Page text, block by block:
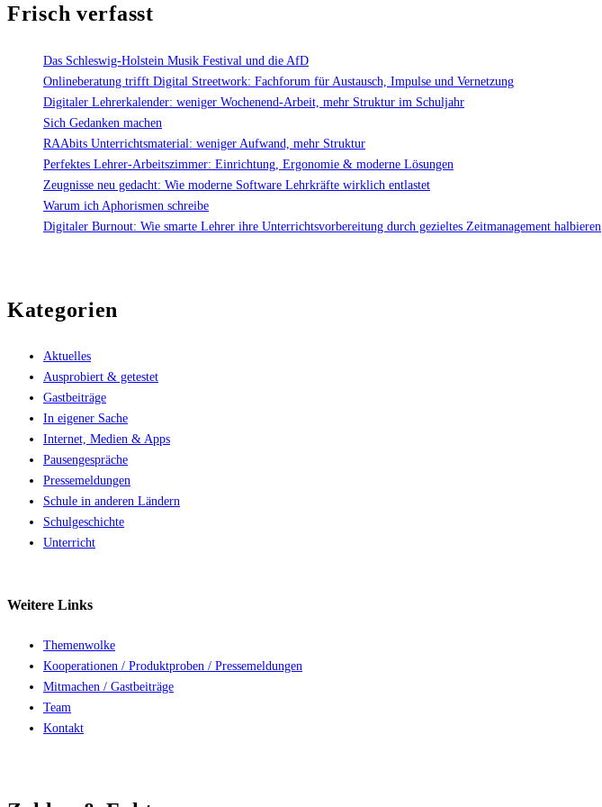
Frisch verfasst
Das Schleswig-Holstein Musik Festival und die AfD
Onlineberatung trifft Digital Streetwork: Fachforum für Austausch, Impulse und Vernetzung
Digitaler Lehrerkalender: weniger Wochenend-Arbeit, mehr Struktur im Schuljahr
Sich Gedanken machen
RAAbits Unterrichtsmaterial: weniger Aufwand, mehr Struktur
Perfektes Lehrer-Arbeitszimmer: Einrichtung, Ergonomie & moderne Lösungen
Zeugnisse neu gedacht: Wie moderne Software Lehrkräfte wirklich entlastet
Warum ich Aphorismen schreibe
Digitaler Burnout: Wie smarte Lehrer ihre Unterrichtsvorbereitung durch gezieltes Zeitmanagement halbieren
Kategorien
Aktuelles
Ausprobiert & getestet
Gastbeiträge
In eigener Sache
Internet, Medien & Apps
Pausengespräche
Pressemeldungen
Schule in anderen Ländern
Schulgeschichte
Unterricht
Weitere Links
Themenwolke
Kooperationen / Produktproben / Pressemeldungen
Mitmachen / Gastbeiträge
Team
Kontakt